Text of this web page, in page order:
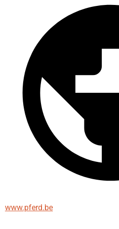
www.pferd.be